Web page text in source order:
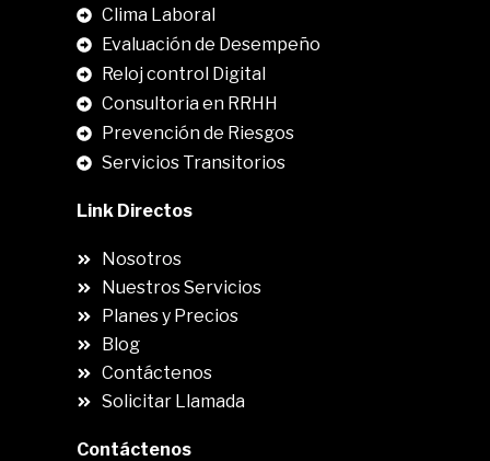
Clima Laboral
Evaluación de Desempeño
Reloj control Digital
Consultoria en RRHH
Prevención de Riesgos
Servicios Transitorios
Link Directos
Nosotros
Nuestros Servicios
Planes y Precios
Blog
Contáctenos
Solicitar Llamada
Contáctenos